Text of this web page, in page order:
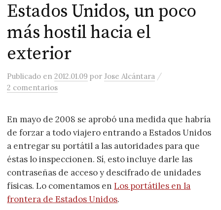
Estados Unidos, un poco
más hostil hacia el
exterior
Publicado en2012.01.09 porJose Alcántara /
2 comentarios
En mayo de 2008 se aprobó una medida que habría
de forzar a todo viajero entrando a Estados Unidos
a entregar su portátil a las autoridades para que
éstas lo inspeccionen. Sí, esto incluye darle las
contraseñas de acceso y descifrado de unidades
físicas. Lo comentamos enLos portátiles en la
frontera de Estados Unidos.